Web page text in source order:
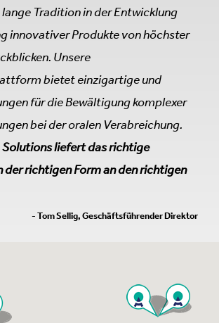
Tradition in der Entwicklung
innovativer Produkte von höchster
Unsere
bietet einzigartige und
für die Bewältigung komplexer
bei der oralen Verabreichung.
Solutions liefert das richtige
der richtigen Form an den richtigen
- Tom Sellig, Geschäftsführender Direktor